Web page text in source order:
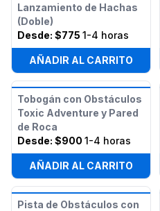
Lanzamiento de Hachas
(Doble)
Desde: $775 1-4 horas
AÑADIR AL CARRITO
Tobogán con Obstáculos
Toxic Adventure y Pared
de Roca
Desde: $900 1-4 horas
AÑADIR AL CARRITO
Pista de Obstáculos con